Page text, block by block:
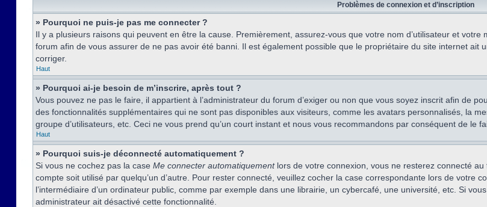
Problèmes de connexion et d’inscription
» Pourquoi ne puis-je pas me connecter ?
Il y a plusieurs raisons qui peuvent en être la cause. Premièrement, assurez-vous que votre nom d’utilisateur et
forum afin de vous assurer de ne pas avoir été banni. Il est également possible que le propriétaire du site internet ait
corriger.
Haut
» Pourquoi ai-je besoin de m’inscrire, après tout ?
Vous pouvez ne pas le faire, il appartient à l’administrateur du forum d’exiger ou non que vous soyez inscrit afin de
des fonctionnalités supplémentaires qui ne sont pas disponibles aux visiteurs, comme les avatars personnalisés, la
groupe d’utilisateurs, etc. Ceci ne vous prend qu’un court instant et nous vous recommandons par conséquent de le
Haut
» Pourquoi suis-je déconnecté automatiquement ?
Si vous ne cochez pas la case Me connecter automatiquementlors de votre connexion, vous ne resterez connecté
compte soit utilisé par quelqu’un d’autre. Pour rester connecté, veuillez cocher la case correspondante lors de votre
l’intermédiaire d’un ordinateur public, comme par exemple dans une librairie, un cybercafé, une université, etc. Si
administrateur ait désactivé cette fonctionnalité.